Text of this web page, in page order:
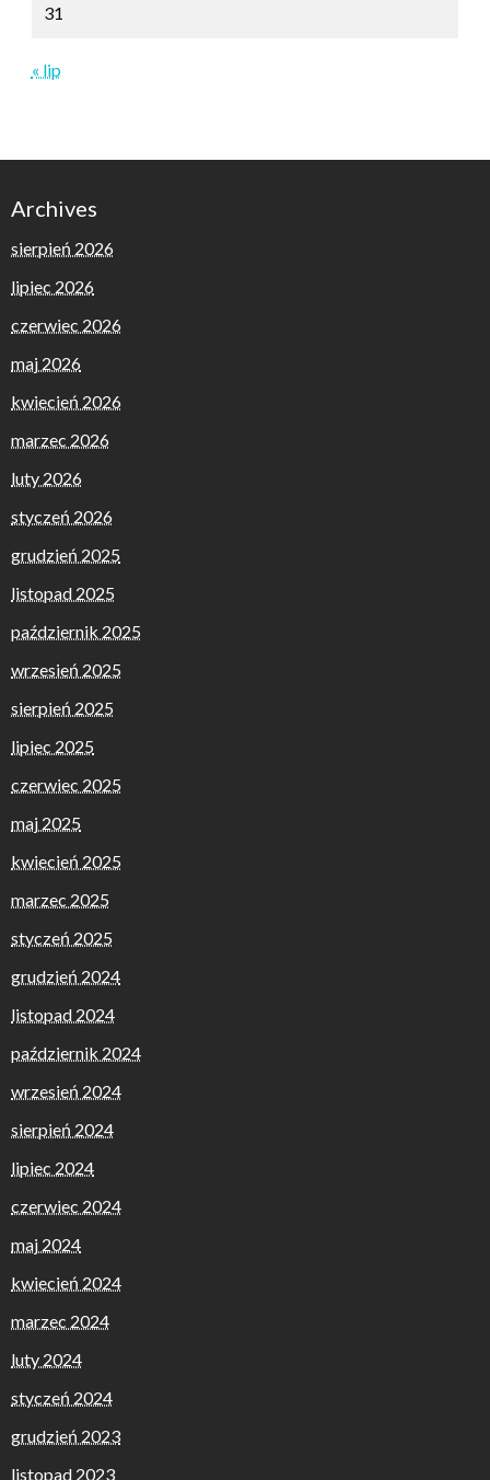
31
« lip
Archives
sierpień 2026
lipiec 2026
czerwiec 2026
maj 2026
kwiecień 2026
marzec 2026
luty 2026
styczeń 2026
grudzień 2025
listopad 2025
październik 2025
wrzesień 2025
sierpień 2025
lipiec 2025
czerwiec 2025
maj 2025
kwiecień 2025
marzec 2025
styczeń 2025
grudzień 2024
listopad 2024
październik 2024
wrzesień 2024
sierpień 2024
lipiec 2024
czerwiec 2024
maj 2024
kwiecień 2024
marzec 2024
luty 2024
styczeń 2024
grudzień 2023
listopad 2023